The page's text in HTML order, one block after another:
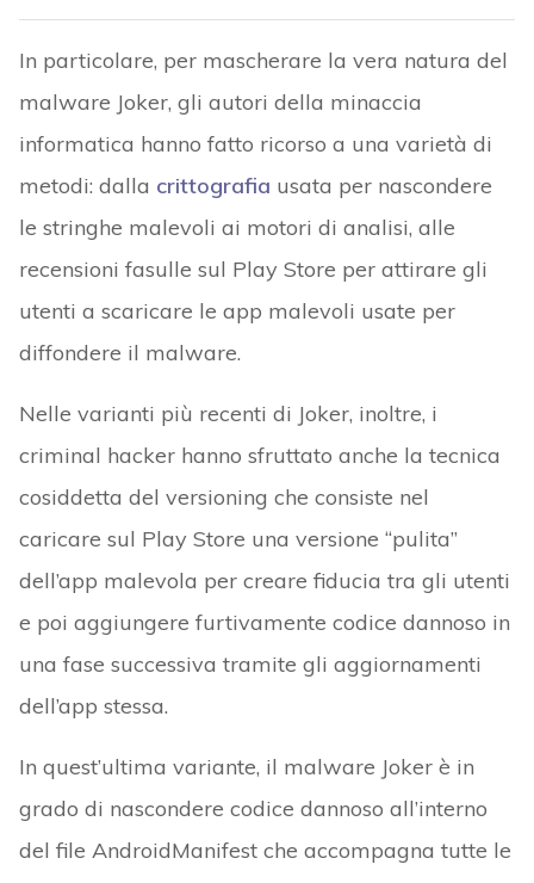
In particolare, per mascherare la vera natura del
malware Joker, gli autori della minaccia
informatica hanno fatto ricorso a una varietà di
metodi: dalla crittografia usata per nascondere
le stringhe malevoli ai motori di analisi, alle
recensioni fasulle sul Play Store per attirare gli
utenti a scaricare le app malevoli usate per
diffondere il malware.
Nelle varianti più recenti di Joker, inoltre, i
criminal hacker hanno sfruttato anche la tecnica
cosiddetta del versioning che consiste nel
caricare sul Play Store una versione “pulita”
dell’app malevola per creare fiducia tra gli utenti
e poi aggiungere furtivamente codice dannoso in
una fase successiva tramite gli aggiornamenti
dell’app stessa.
In quest’ultima variante, il malware Joker è in
grado di nascondere codice dannoso all’interno
del file AndroidManifest che accompagna tutte le